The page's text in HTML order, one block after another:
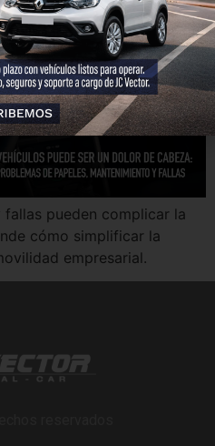
fallas pueden complicar la
cómo simplificar la
empresarial.